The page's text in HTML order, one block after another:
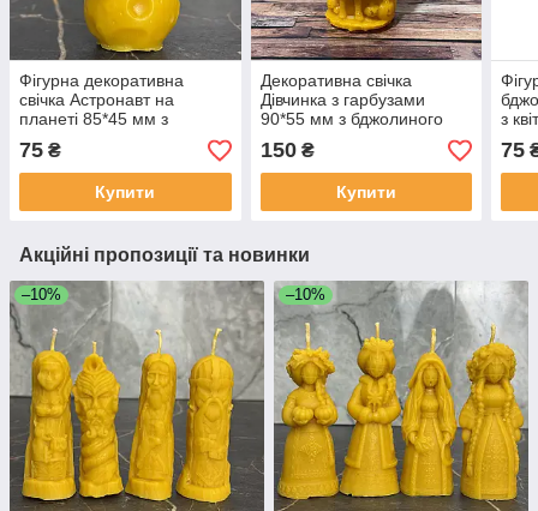
Фігурна декоративна
свічка Астронавт на
планеті 85*45 мм з
натурального бджолиного
воску ручна робота
75 ₴
Купити
Декоративна свічка
Дівчинка з гарбузами
90*55 мм з бджолиного
воску ручна робота
150₴
Купити
з
75
Акційні пропозиції та новинки
–10% –10%